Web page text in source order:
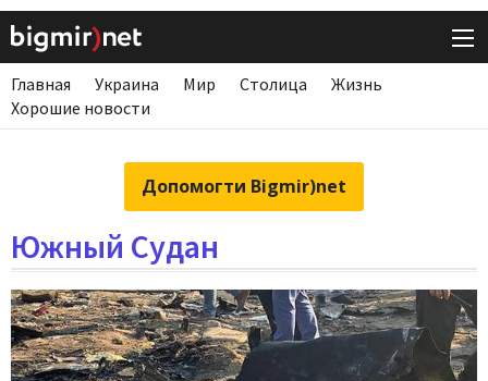
Главная Украина Мир Столица
Жизнь
Хорошие новости
Допомогти Bigmir)net
Южный Судан